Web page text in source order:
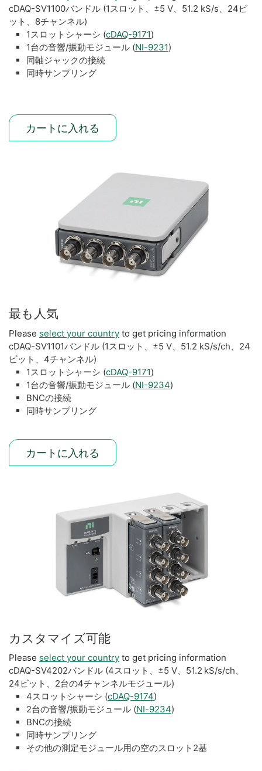
cDAQ-SV1100バンドル (1スロット、±5 V、51.2 kS/s、24ビ
ット、8チャンネル)
1スロットシャーシ (cDAQ-9171)
1台の音響/振動モジュール (NI-9231)
同軸ジャックの接続
同時サンプリング
カートに入れる
最も 人気
Please select your country to get pricing information
cDAQ-SV1101バンドル (1スロット、±5 V、51.2 kS/s/ch、24
ビット、4チャンネル)
1スロットシャーシ (cDAQ-9171)
1台の音響/振動モジュール (NI-9234)
BNCの接続
同時サンプリング
カートに入れる
カスタマイズ可能
Please select your country to get pricing information
cDAQ-SV4202バンドル (4スロット、±5 V、51.2 kS/s/ch、
24ビット、2台の4チャンネルモジュール)
4スロットシャーシ (cDAQ-9174)
2台の音響/振動モジュール (NI-9234)
BNCの接続
同時サンプリング
その他の測定モジュール用の空のスロット2基